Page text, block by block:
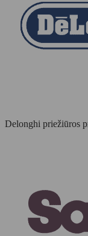
Delonghi priežiūros